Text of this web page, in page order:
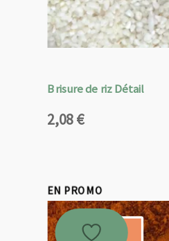
Brisure de riz Détail
2,08€
EN PROMO
Promo !